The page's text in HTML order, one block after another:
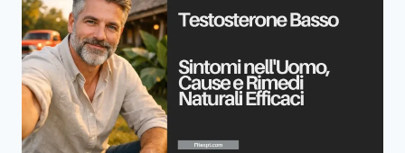
QUELLO
CHE
DEVI
SAPERE
PER
RECUPERARE
IL
TUO